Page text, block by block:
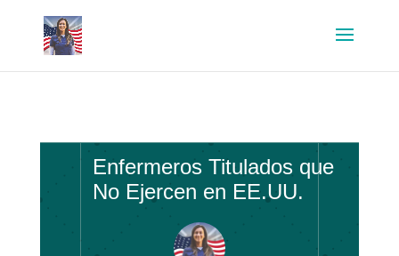
Enfermeros Titulados que
No Ejercen en EE.UU.